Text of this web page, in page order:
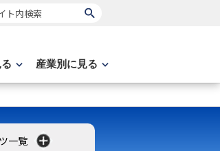
ト内検索
産業別に見る
一覧